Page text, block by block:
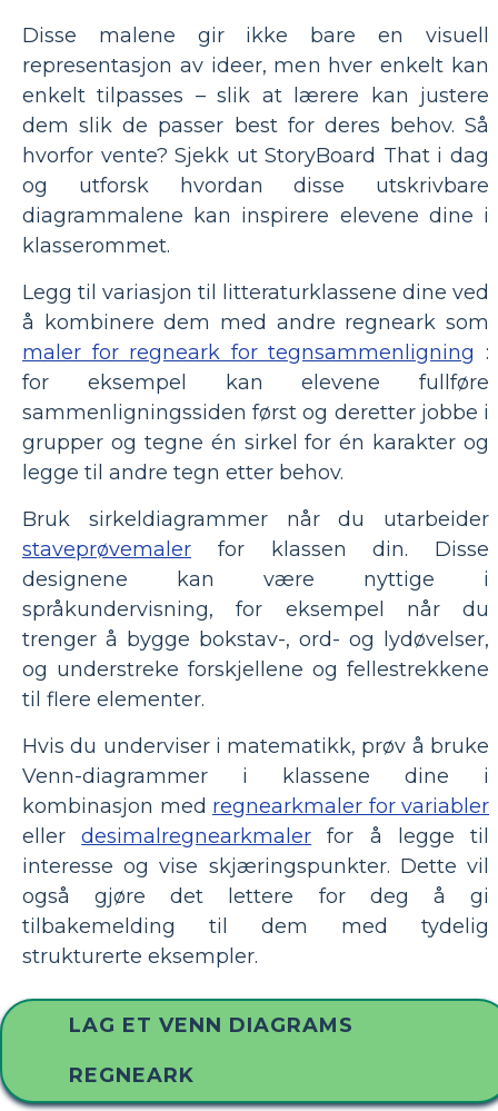
Disse malene gir ikke bare en visuell
representasjon av ideer, men hver enkelt kan
enkelt tilpasses – slik at lærere kan justere
dem slik de passer best for deres behov. Så
hvorfor vente? Sjekk ut StoryBoard That i dag
og utforsk hvordan disse utskrivbare
diagrammalene kan inspirere elevene dine i
klasserommet.
Legg til variasjon til litteraturklassene dine ved
å kombinere dem med andre regneark som
maler for regneark for tegnsammenligning :
for eksempel kan elevene fullføre
sammenligningssiden først og deretter jobbe i
grupper og tegne én sirkel for én karakter og
legge til andre tegn etter behov.
Bruk sirkeldiagrammer når du utarbeider
staveprøvemaler for klassen din. Disse
designene kan være nyttige i
språkundervisning, for eksempel når du
trenger å bygge bokstav-, ord- og lydøvelser,
og understreke forskjellene og fellestrekkene
til flere elementer.
Hvis du underviser i matematikk, prøv å bruke
Venn-diagrammer i klassene dine i
kombinasjon med regnearkmaler for variabler
ellerdesimalregnearkmaler for å legge til
interesse og vise skjæringspunkter. Dette vil
også gjøre det lettere for deg å gi
tilbakemelding til dem med tydelig
strukturerte eksempler.
LAG ET VENN DIAGRAMS
REGNEARK